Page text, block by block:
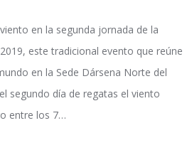
en la segunda jornada de la
este tradicional evento que reúne
en la Sede Dársena Norte del
segundo día de regatas el viento
entre los 7…